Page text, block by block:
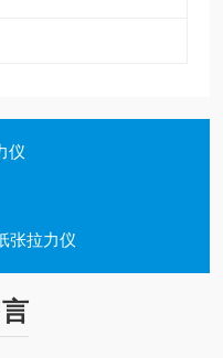
仪
张拉力仪